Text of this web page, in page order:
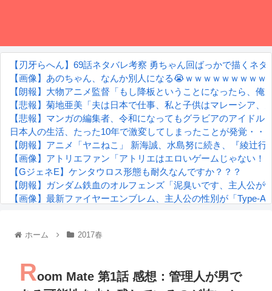
【刃牙らへん】69話ネタバレ考察 勇ちゃん回ばっかで描くネ
【画像】あのちゃん、なんか別人になる😭ｗｗｗｗｗｗｗｗｗ
【朗報】大物アニメ監督「もし降板ということになったら、
【悲報】菊地亜美「夫は日本で仕事、私と子供はマレーシア
【悲報】マンガの編集者、令和になってもグラビアのアイド
日本人の生活、たった10年で激変してしまったことが発覚・・
【朗報】アニメ「ヤニねこ」 新海誠、水島努に続き、『綾辻
【画像】アトリエファン「アトリエはエロいゲームじゃない
【GジェネE】ケンタウロス形態も耐久なんですか？？？
【朗報】ガンダム鉄血のオルフェンズ「泥臭いです、主人公
【画像】最新ファイヤーエンブレム、主人公の性別が「Type-
『進撃の巨人』で一番面白いところってｗｗｗｗｗ
るろうに剣心 -明治剣客浪漫譚- 京都動乱 第33話の感想
同盟、帝国、フェザーン。生まれるなら何処がいいか問題！
ホーム 2017春
Room Mate 第1話 感想：管理人が男で